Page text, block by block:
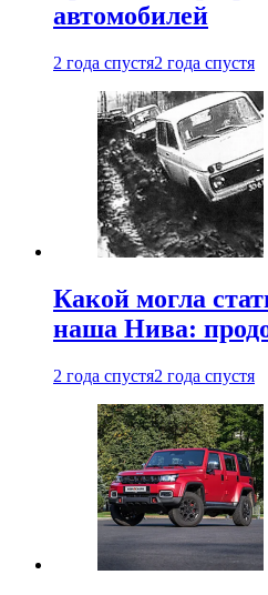
автомобилей
2 года спустя2 года спустя
Какой могла
наша Нива:
2 года спустя2 года спустя